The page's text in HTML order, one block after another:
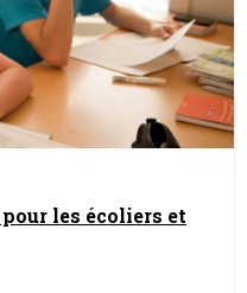
les écoliers et